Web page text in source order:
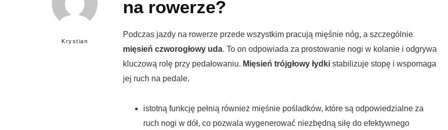
Krystian
na rowerze?
Podczas jazdy na rowerze przede wszystkim pracują mięśnie nóg, a szczególnie
mięsień czworogłowy uda. To on odpowiada za prostowanie nogi w kolanie i odgrywa
kluczową rolę przy pedałowaniu. Mięsień trójgłowy łydki stabilizuje stopę i wspomaga
jej ruch na pedale.
istotną funkcję pełnią również mięśnie pośladków, które są odpowiedzialne za
ruch nogi w dół, co pozwala wygenerować niezbędną siłę do efektywnego